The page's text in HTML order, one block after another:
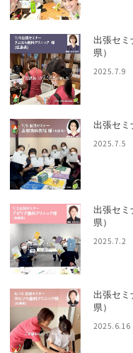
出張セ
県）
2025.7.9
出張セミ
2025.7.5
出張セ
県）
2025.7.2
出張セ
県）
2025.6.16